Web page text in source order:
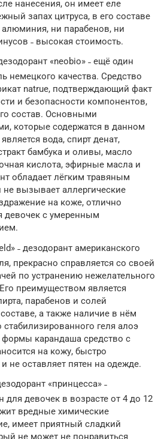
нанесения, он имеет еле
запах цитруса, в его составе
алюминия, ни парабенов, ни
˗ высокая стоимость.
«neobio» ˗ ещё один
немецкого качества. Средство
natrue, подтверждающий факт
и безопасности компонентов,
состав. Основными
которые содержатся в данном
вода, спирт денат,
бамбука и оливы, масло
кислота, эфирные масла и
обладает лёгким травяным
вызывает аллергические
на коже, отлично
девочек с умеренным
˗ дезодорант американского
прекрасно справляется со своей
по устранению нежелательного
преимуществом является
парабенов и солей
а также наличие в нём
стабилизированного геля алоэ
формы карандаша средство с
на кожу, быстро
не оставляет пятен на одежде.
«принцесса» ˗
для девочек в возрасте от 4 до 12
вредные химические
имеет приятный сладкий
не может не понравиться